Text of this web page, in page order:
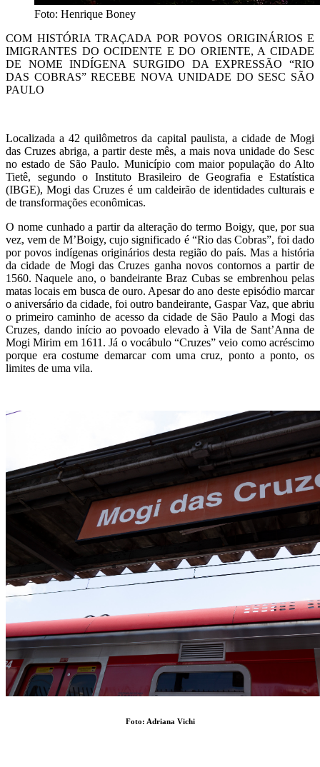
Foto: Henrique Boney
COM HISTÓRIA TRAÇADA POR POVOS ORIGINÁRIOS E
IMIGRANTES DO OCIDENTE E DO ORIENTE, A CIDADE
DE NOME INDÍGENA SURGIDO DA EXPRESSÃO “RIO
DAS COBRAS” RECEBE NOVA UNIDADE DO SESC SÃO
PAULO
Localizada a 42 quilômetros da capital paulista, a cidade de Mogi
das Cruzes abriga, a partir deste mês, a mais nova unidade do Sesc
no estado de São Paulo. Município com maior população do Alto
Tietê, segundo o Instituto Brasileiro de Geografia e Estatística
(IBGE), Mogi das Cruzes é um caldeirão de identidades culturais e
de transformações econômicas.
O nome cunhado a partir da alteração do termo Boigy, que, por sua
vez, vem de M’Boigy, cujo significado é “Rio das Cobras”, foi dado
por povos indígenas originários desta região do país. Mas a história
da cidade de Mogi das Cruzes ganha novos contornos a partir de
1560. Naquele ano, o bandeirante Braz Cubas se embrenhou pelas
matas locais em busca de ouro. Apesar do ano deste episódio marcar
o aniversário da cidade, foi outro bandeirante, Gaspar Vaz, que abriu
o primeiro caminho de acesso da cidade de São Paulo a Mogi das
Cruzes, dando início ao povoado elevado à Vila de Sant’Anna de
Mogi Mirim em 1611. Já o vocábulo “Cruzes” veio como acréscimo
porque era costume demarcar com uma cruz, ponto a ponto, os
limites de uma vila.
Foto: Adriana Vichi